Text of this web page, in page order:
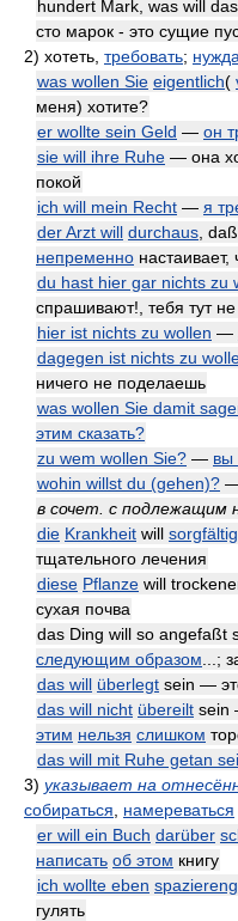
hundert Mark, was will
сто марок - это сущие
2) хотеть, требовать;
was wollen Sie eigentlich(
меня) хотите?
er wollte sein Geld — он
sie will ihre Ruhe — она
покой
ich will mein Recht — я
der Arzt will durchaus ,
непременно
du hast hier gar nichts zu
спрашивают!, тебя тут
hier ist nichts zu wollen —
dagegen ist nichts zu
ничего не поделаешь
was wollen Sie damit
этим сказать?
zu wem wollen Sie? — вы
wohin willst du (gehen)?
в сочет. с подлежащим
die Krankheit will sorgfältig
тщательного лечения
diese Pflanze will
сухая почва
das Ding will so angefaßt
следующим образом ...;
das will überlegt sein —
das will nicht übereilt sein
этим нельзя слишком
das will mit Ruhe getan
3) указывает на
собираться
намереваться
er will ein Buch darüber
написать об этом книгу
ich wollte eben
гулять